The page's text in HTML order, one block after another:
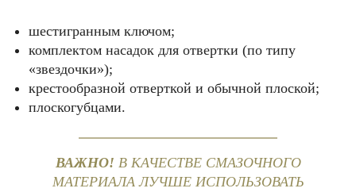
шестигранным ключом;
комплектом насадок для отвертки (по типу
«звездочки»);
крестообразной отверткой и обычной плоской;
плоскогубцами.
ВАЖНО! В КАЧЕСТВЕ СМАЗОЧНОГО
МАТЕРИАЛА ЛУЧШЕ ИСПОЛЬЗОВАТЬ